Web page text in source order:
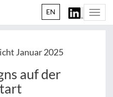
EN
Januar 2025
auf der